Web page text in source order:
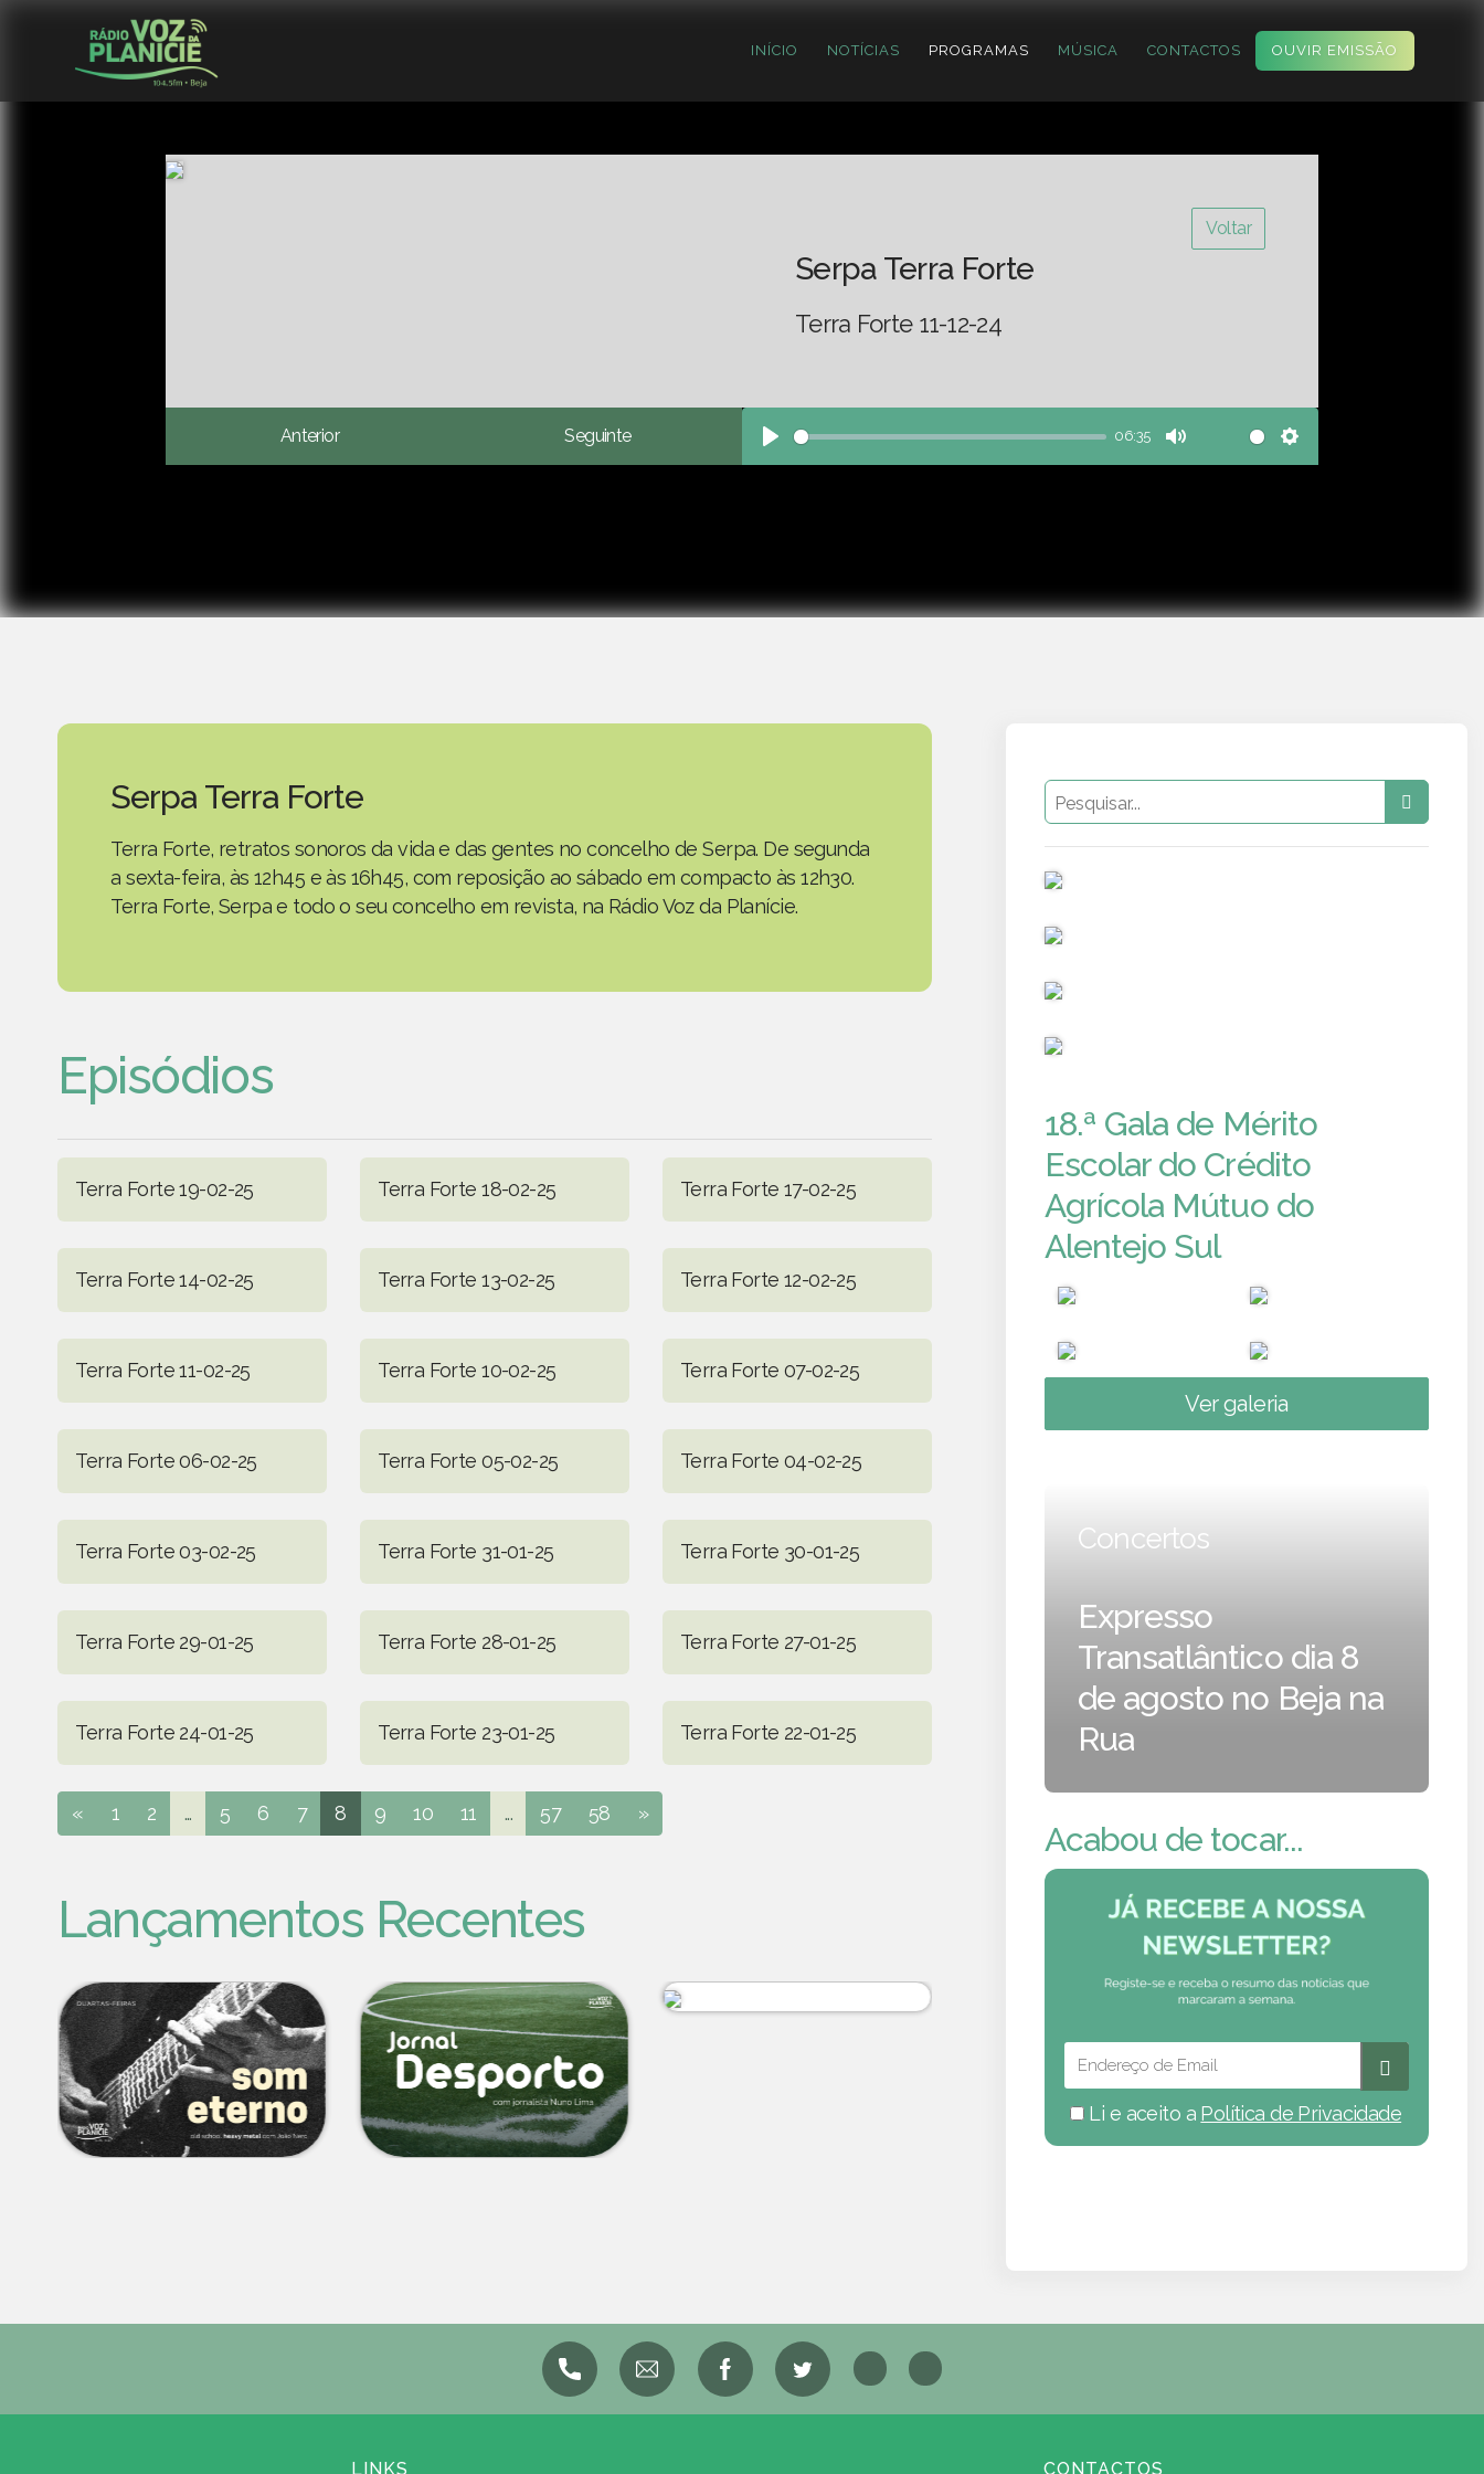
INÍCIO NOTÍCIAS PROGRAMAS MÚSICA CONTACTOS OUVIR EMISSÃO
Voltar
Serpa Terra Forte
Terra Forte 11-12-24
Anterior Seguinte
Play
06:35
Mute Settings
Serpa Terra Forte
Terra Forte, retratos sonoros da vida e das gentes no concelho de Serpa. De segunda
a sexta-feira, às 12h45 e às 16h45, com reposição ao sábado em compacto às 12h30.
Terra Forte, Serpa e todo o seu concelho em revista, na Rádio Voz da Planície.
Episódios
Terra Forte 19-02-25 Terra Forte 18-02-25 Terra Forte 17-02-25
Terra Forte 14-02-25 Terra Forte 13-02-25 Terra Forte 12-02-25
Terra Forte 11-02-25 Terra Forte 10-02-25 Terra Forte 07-02-25
Terra Forte 06-02-25 Terra Forte 05-02-25 Terra Forte 04-02-25
Terra Forte 03-02-25 Terra Forte 31-01-25 Terra Forte 30-01-25
Terra Forte 29-01-25 Terra Forte 28-01-25 Terra Forte 27-01-25
Terra Forte 24-01-25 Terra Forte 23-01-25 Terra Forte 22-01-25
« 1 2 ... 5 6 7 8 9 10 11 ... 57 58 »
Lançamentos Recentes
18.ª Gala de Mérito
Escolar do Crédito
Agrícola Mútuo do
Alentejo Sul
Ver galeria
Concertos
Expresso
Transatlântico dia 8
de agosto no Beja na
Rua
Acabou de tocar...
Li e aceito a Política de Privacidade
LINKS CONTACTOS